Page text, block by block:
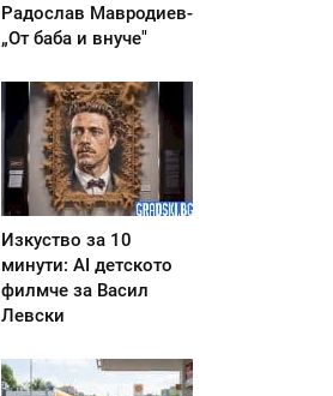
Радослав Мавродиев-
„От баба и внуче"
Изкуство за 10
минути: AI детското
филмче за Васил
Левски